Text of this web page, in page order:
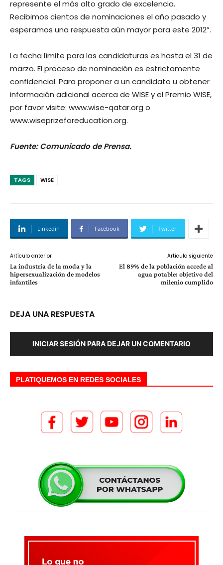
represente el más alto grado de excelencia.
Recibimos cientos de nominaciones el año pasado y
esperamos una respuesta aún mayor para este 2012”.
La fecha límite para las candidaturas es hasta el 31 de
marzo. El proceso de nominación es estrictamente
confidencial. Para proponer a un candidato u obtener
información adicional acerca de WISE y el Premio WISE,
por favor visite: www.wise-qatar.org o
www.wiseprizeforeducation.org.
Fuente: Comunicado de Prensa.
TAGS WISE
Linkedin Facebook Twitter
Artículo anterior
La industria de la moda y la
hipersexualización de modelos
infantiles
Artículo siguiente
El 89% de la población accede al
agua potable: objetivo del
milenio cumplido
DEJA UNA RESPUESTA
INICIAR SESIÓN PARA DEJAR UN COMENTARIO
PLATIQUEMOS EN REDES SOCIALES